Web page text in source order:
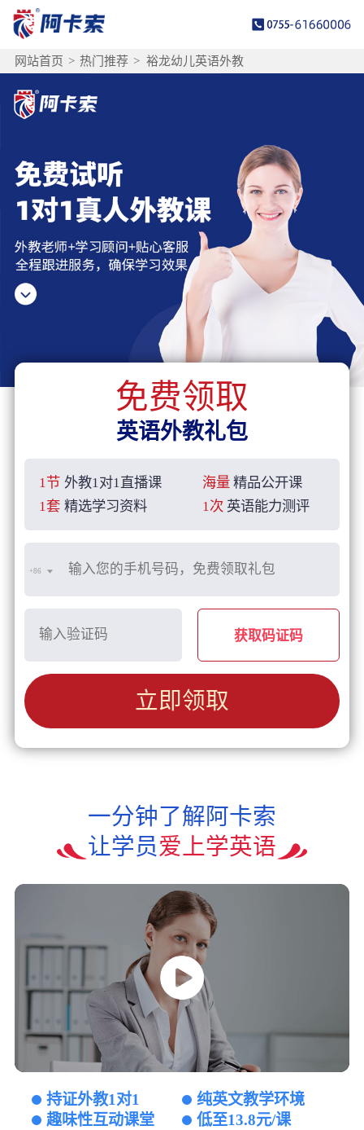
网站首页 > 热门推荐 > 裕龙幼儿英语外教
免费领取
英语外教礼包
1节 外教1对1直播课 海量 精品公开课
1套 精选学习资料 1次 英语能力测评
+86
获取码证码
立即领取
一分钟了解阿卡索
让学员爱上学英语
持证外教1对1
纯英文教学环境
趣味性互动课堂
低至13.8元/课